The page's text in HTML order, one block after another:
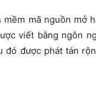
mềm mã nguồn
viết bằng ngôn
đó được phát tán